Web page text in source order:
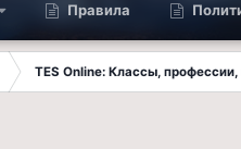
Правила
TES Online: Классы,